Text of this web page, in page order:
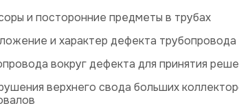
и посторонние предметы в трубах
и характер дефекта трубопровода
вокруг дефекта для принятия
верхнего свода больших